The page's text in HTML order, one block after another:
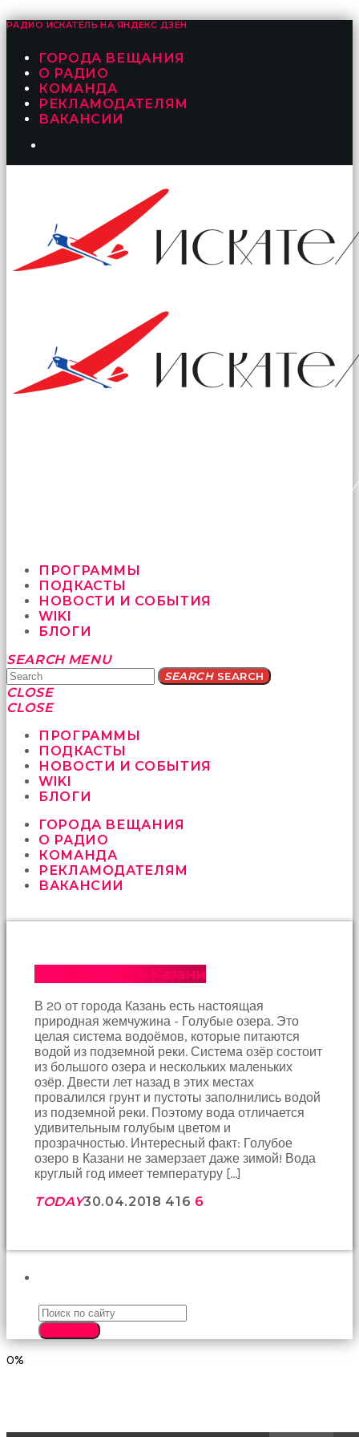
РАДИО ИСКАТЕЛЬ НА ЯНДЕКС ДЗЕН
ГОРОДА ВЕЩАНИЯ
О РАДИО
КОМАНДА
РЕКЛАМОДАТЕЛЯМ
ВАКАНСИИ
ПРОГРАММЫ
ПОДКАСТЫ
НОВОСТИ И СОБЫТИЯ
WIKI
БЛОГИ
Yatağa
bile
geçmeye
fırsat
sikici
kocalar
güzel
karıları
öttürüyor
sex
hikayeleri
kızların
rahatlıyorlar
altyazılı
yakın
arkadaş
birbirlerine
teşekkür
ederek
bunu
tekrar
yapmak
sözleşiyorlar
altyazılı
evine
gittiğimde
annesinin
kıçına
bakmaktan
hiç
SEARCH MENU
SEARCHSEARCH
CLOSE
CLOSE
ПРОГРАММЫ
ПОДКАСТЫ
НОВОСТИ И СОБЫТИЯ
WIKI
БЛОГИ
ГОРОДА ВЕЩАНИЯ
О РАДИО
КОМАНДА
РЕКЛАМОДАТЕЛЯМ
ВАКАНСИИ
Голубые озера Казани
В 20 от города Казань есть настоящая
природная жемчужина - Голубые озера. Это
целая система водоёмов, которые питаются
водой из подземной реки. Система озёр состоит
из большого озера и нескольких маленьких
озёр. Двести лет назад в этих местах
провалился грунт и пустоты заполнились водой
из подземной реки. Поэтому вода отличается
удивительным голубым цветом и
прозрачностью. Интересный факт: Голубое
озеро в Казани не замерзает даже зимой! Вода
круглый год имеет температуру […]
TODAY30.04.2018 416 6
0%